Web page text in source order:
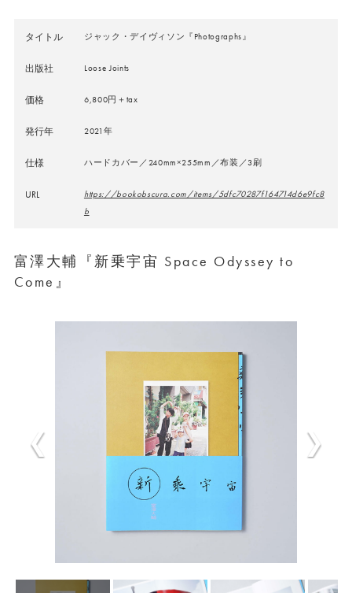
タイトル ジャック・デイヴィソン『Photographs』
出版社 Loose Joints
価格 6,800円＋tax
発行年 2021年
仕様 ハードカバー／240mm×255mm／布装／3刷
URL
https://bookobscura.com/items/5dfc70287f164714d6e9fc8
b
富澤大輔『新乗宇宙 Space Odyssey to
Come』